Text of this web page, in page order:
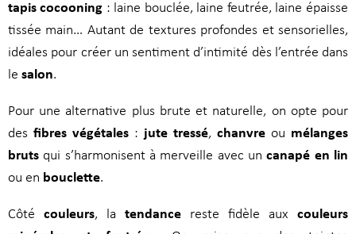
tapis cocooning : laine bouclée, laine feutrée, laine épaisse
tissée main… Autant de textures profondes et sensorielles,
idéales pour créer un sentiment d’intimité dès l’entrée dans
le salon.
Pour une alternative plus brute et naturelle, on opte pour
des fibres végétales : jute tressé, chanvre ou mélanges
bruts qui s’harmonisent à merveille avec uncanapé en lin
ou en bouclette.
Côté couleurs, la tendance reste fidèle aux couleurs